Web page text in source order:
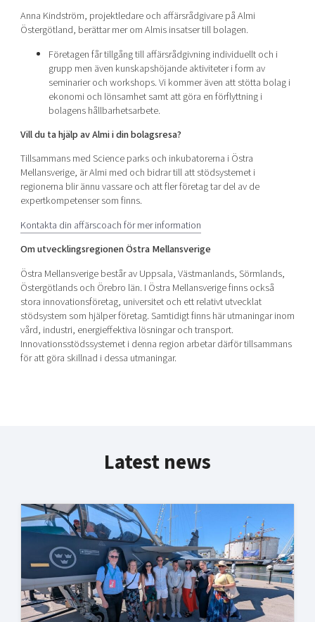
Anna Kindström, projektledare och affärsrådgivare på Almi
Östergötland, berättar mer om Almis insatser till bolagen.
Företagen får tillgång till affärsrådgivning individuellt och i
grupp men även kunskapshöjande aktiviteter i form av
seminarier och workshops. Vi kommer även att stötta bolag i
ekonomi och lönsamhet samt att göra en förflyttning i
bolagens hållbarhetsarbete.
Vill du ta hjälp av Almi i din bolagsresa?
Tillsammans med Science parks och inkubatorerna i Östra
Mellansverige, är Almi med och bidrar till att stödsystemet i
regionerna blir ännu vassare och att fler företag tar del av de
expertkompetenser som finns.
Kontakta din affärscoach för mer information
Om utvecklingsregionen Östra Mellansverige
Östra Mellansverige består av Uppsala, Västmanlands, Sörmlands,
Östergötlands och Örebro län. I Östra Mellansverige finns också
stora innovationsföretag, universitet och ett relativt utvecklat
stödsystem som hjälper företag. Samtidigt finns här utmaningar inom
vård, industri, energieffektiva lösningar och transport.
Innovationsstödssystemet i denna region arbetar därför tillsammans
för att göra skillnad i dessa utmaningar.
Latest news